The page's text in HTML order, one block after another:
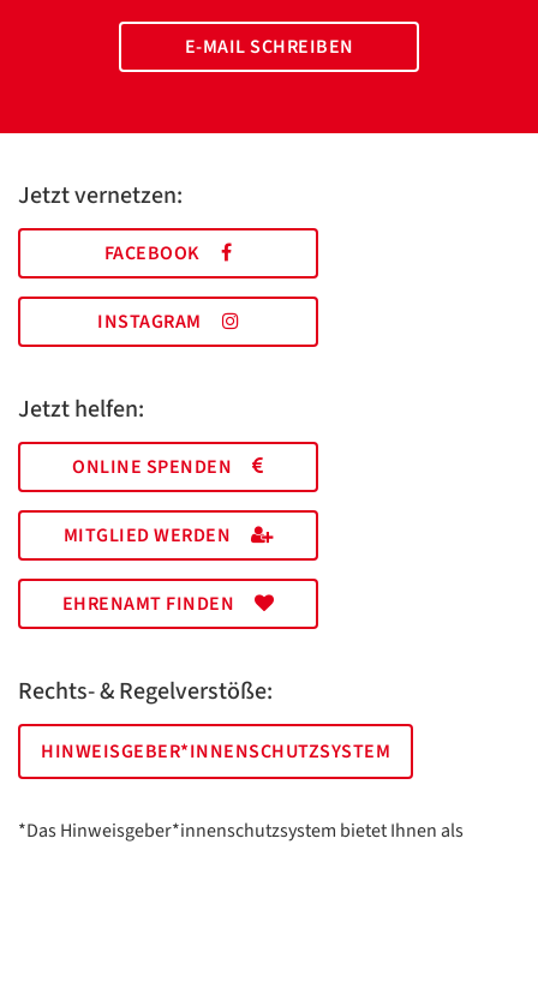
E-MAIL SCHREIBEN
Jetzt vernetzen:
FACEBOOK
INSTAGRAM
Jetzt helfen:
ONLINE SPENDEN
MITGLIED WERDEN
EHRENAMT FINDEN
Rechts- & Regelverstöße:
HINWEISGEBER*INNENSCHUTZSYSTEM
*Das Hinweisgeber*innenschutzsystem bietet Ihnen als